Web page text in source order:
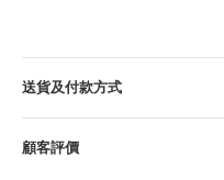
送貨及付款方式
顧客評價